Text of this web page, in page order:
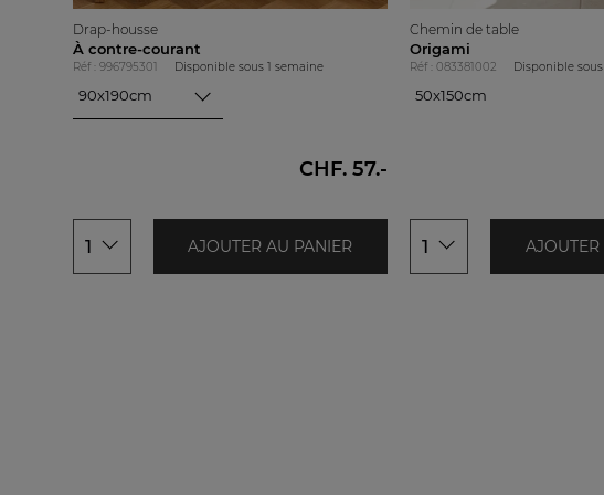
Drap-housse
À contre-courant
Réf : 996795301 Disponible sous 1 semaine
90x190cm
CHF. 57.-
1 AJOUTER AU PANIER
Chemin de table
Origami
Réf : 083381002 Disponible sous
50x150cm
1